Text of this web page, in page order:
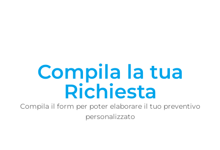
Compila la tua
Richiesta
Compila il form per poter elaborare il tuo preventivo
personalizzato